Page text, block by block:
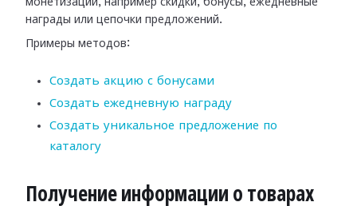
монетизации, например скидки, бонусы, ежедневные
награды или цепочки предложений.
Примеры методов:
Создать акцию с бонусами
Создать ежедневную награду
Создать уникальное предложение по
каталогу
Получение информации о товарах